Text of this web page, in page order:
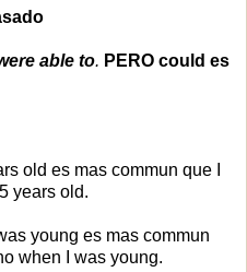
able to. PERO could es
old es mas commun que I
years old.
young es mas commun
when I was young.